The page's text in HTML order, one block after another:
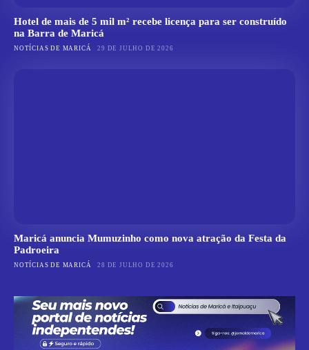
Hotel de mais de 5 mil m² recebe licença para ser construído
na Barra de Maricá
NOTÍCIAS DE MARICÁ 29 DE JULHO DE 2026
Maricá anuncia Mumuzinho como nova atração da Festa da
Padroeira
NOTÍCIAS DE MARICÁ 28 DE JULHO DE 2026